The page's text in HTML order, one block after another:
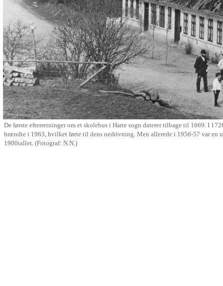
De første efterretninger om et skolehus i Harte sogn daterer tilbage til 1669. I
brændte i 1963, hvilket førte til dens nedrivning. Men allerede i 1956-57 var en
1900tallet. (Fotograf: N.N.)